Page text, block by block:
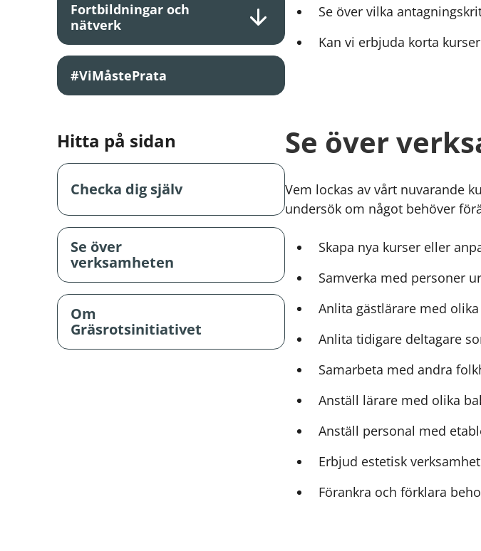
Fortbildningar och
nätverk
#ViMåstePrata
Hitta på sidan
Checka dig själv
Se över
verksamheten
Om
Gräsrotsinitiativet
Se över vilka
Kan vi erbjuda korta
Se över
Vem lockas av vårt nuvarande
undersök om något behöver
Skapa nya kurser eller
Samverka med personer
Anlita gästlärare med
Anlita tidigare deltagare
Samarbeta med andra
Anställ lärare med olika
Anställ personal med
Erbjud estetisk
Förankra och förklara